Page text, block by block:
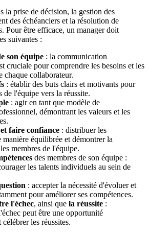
la prise de décision, la gestion des
des échéanciers et la résolution de
Pour être efficace, un manager doit
suivantes :
son équipe : la communication
cruciale pour comprendre les besoins et les
chaque collaborateur.
: établir des buts clairs et motivants pour
de l'équipe vers la réussite.
: agir en tant que modèle de
démontrant les valeurs et les
faire confiance : distribuer les
manière équilibrée et démontrer la
membres de l'équipe.
des membres de son équipe :
les talents individuels au sein de
: accepter la nécessité d'évoluer et
pour améliorer ses compétences.
l'échec, ainsi que la réussite :
peut être une opportunité
les réussites.